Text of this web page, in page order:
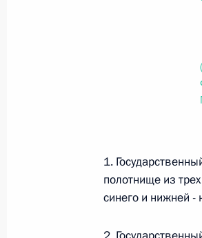
и признании
изменений в
Федеральный
О внесении
1.
полотнище из
синего и нижней -